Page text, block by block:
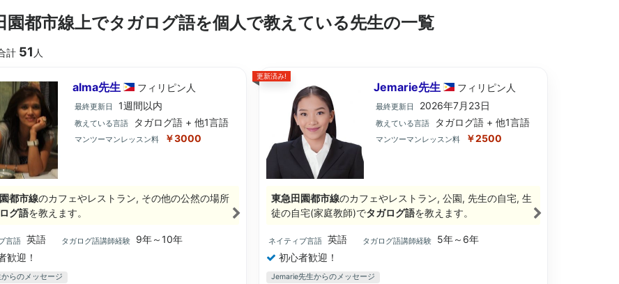
園都市線上でタガログ語を個人で教えている先生の一覧
計 51 人
alma先生 フィリピン 人
最終更新日 1週間以内
教えている言語 タガログ語 + 他1言語
マンツーマンレッスン料 ￥3000
都市線のカフェやレストラン, その他の公然の場所
グ語を教えます。
言語 英語 タガログ語講師経験
9年～10年
歓迎！
らのメッセージ
更新済み!
Jemarie先生 フィリピン 人
最終更新日 2026年7月23日
教えている言語 タガログ語 + 他1言語
マンツーマンレッスン料 ￥2500
東急田園都市線のカフェやレストラン, 公園, 先生の自宅, 生
徒の自宅(家庭教師)でタガログ語を教えます。
ネイティブ言語 英語 タガログ語講師経験
5年～6年
初心者歓迎！
Jemarie先生からのメッセージ